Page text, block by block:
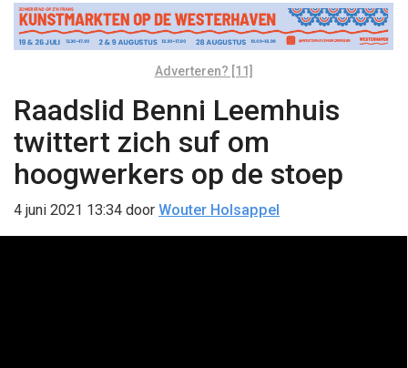
Adverteren? [11]
Raadslid Benni Leemhuis
twittert zich suf om
hoogwerkers op de stoep
4 juni 2021 13:34 door Wouter Holsappel